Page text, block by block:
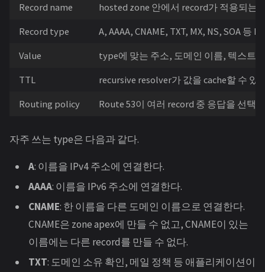
Record name hosted zone 안에서 record가 적용되는
Record type A, AAAA, CNAME, TXT, MX, NS, SOA 등
Value type에 맞는 주소, 도메인 이름, 텍스트
TTL recursive resolver가 값을 cache할 수 있
Routing policy Route 53이 여러 record 중 응답을 선택
자주 쓰는 type은 다음과 같다.
A: 이름을 IPv4 주소에 연결한다.
AAAA: 이름을 IPv6 주소에 연결한다.
CNAME: 한 이름을 다른 도메인 이름으로 연결한다.
CNAME은 zone apex에 만들 수 없고, CNAME이 있는
이름에는 다른 record를 만들 수 없다.
TXT: 도메인 소유 확인, 메일 정책 등 애플리케이션이